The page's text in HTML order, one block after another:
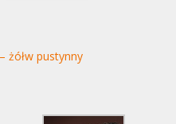
żółw pustynny